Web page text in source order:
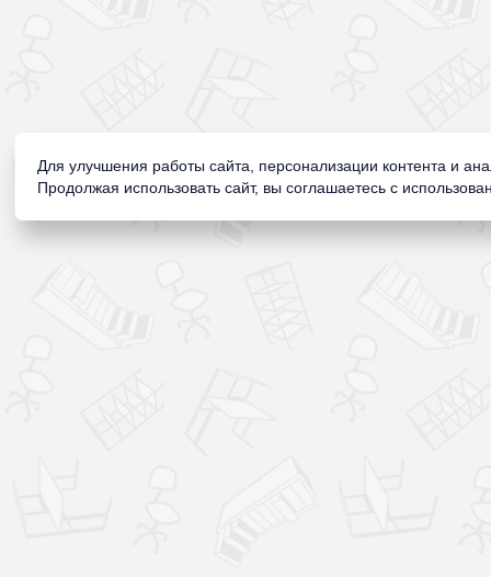
Для улучшения работы сайта, персонализации контента и
Продолжая использовать сайт, вы соглашаетесь с